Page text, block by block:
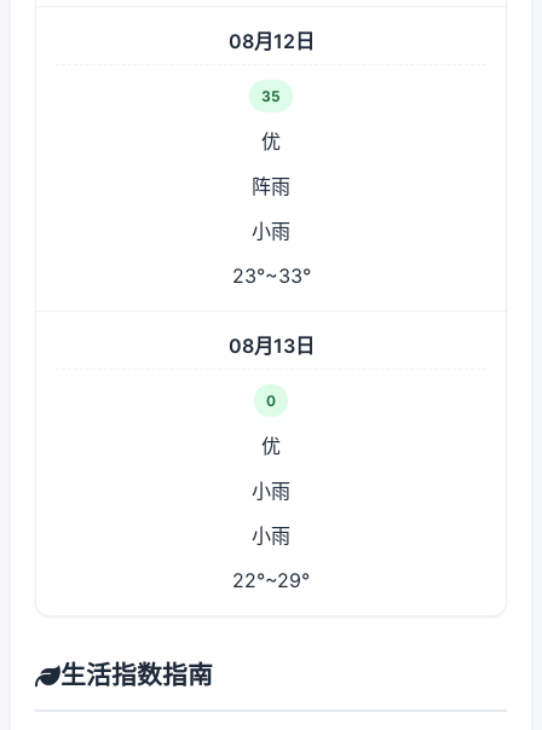
08月12日
35
优
阵雨
小雨
23°~33°
08月13日
0
优
小雨
小雨
22°~29°
生活指数指南